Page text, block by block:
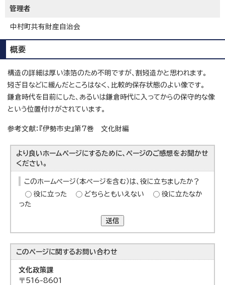
管理者
中村町共有財産自治会
概要
構造の詳細は厚い漆箔のため不明ですが、割矧造かと思われます。
矧ぎ目などに緩んだところはなく、比較的保存状態のよい像です。
鎌倉時代を目前にした、あるいは鎌倉時代に入ってからの保守的な像
という位置付けがされています。
参考文献：『伊勢市史』第7巻 文化財編
より良いホームページにするために、ページのご感想をお聞かせ
ください。
このホームページ（本ページを含む）は、役に立ちましたか？
役に立った
どちらともいえない
役に立たなか
った
送信
このページに関するお問い合わせ
文化政策課
〒516-8601